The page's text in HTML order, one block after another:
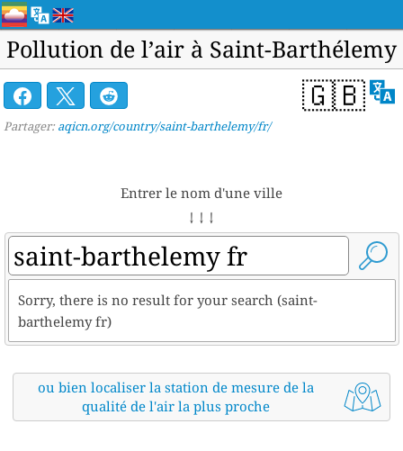
Pollution de l’air à Saint-Barthélemy
🇬🇧
Partager: aqicn.org/country/saint-barthelemy/fr/
Entrer le nom d'une ville
↓ ↓ ↓
Sorry, there is no result for your search (saint-
barthelemy fr)
ou bien localiser la station de mesure de la
qualité de l'air la plus proche